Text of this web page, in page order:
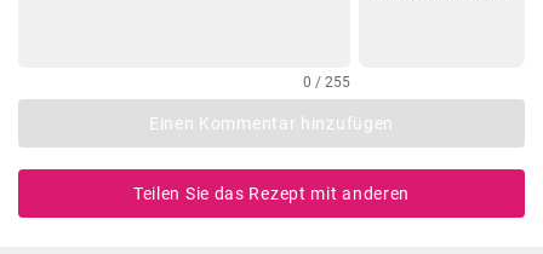
0 / 255
Einen Kommentar hinzufügen
Teilen Sie das Rezept mit anderen